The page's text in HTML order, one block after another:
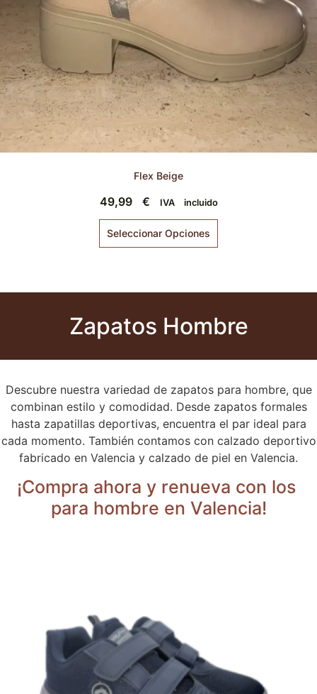
Flex Beige
49,99 € IVA incluido
Seleccionar Opciones
Zapatos Hombre
Descubre nuestra variedad de zapatos para hombre, que
combinan estilo y comodidad. Desde zapatos formales
hasta zapatillas deportivas, encuentra el par ideal para
cada momento. También contamos con calzado deportivo
fabricado en Valencia y calzado de piel en Valencia.
¡Compra ahora y renueva con los
para hombre en Valencia!